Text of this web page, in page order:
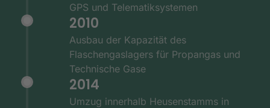
GPS und Telematiksystemen
2010
Ausbau der Kapazität des
Flaschengaslagers für Propangas und
Technische Gase
2014
Umzug innerhalb Heusenstamms in